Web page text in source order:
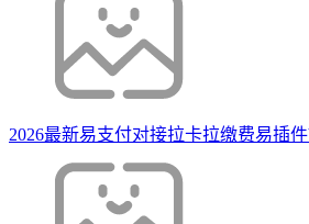
2026最新易支付对接拉卡拉缴费易插